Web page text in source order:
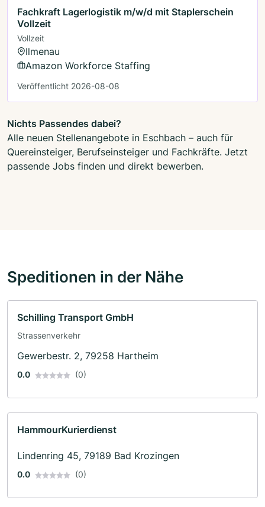
Fachkraft Lagerlogistik m/w/d mit Staplerschein
Vollzeit
Vollzeit
Ilmenau
Amazon Workforce Staffing
Veröffentlicht 2026-08-08
Nichts Passendes dabei?
Alle neuen Stellenangebote in Eschbach – auch für
Quereinsteiger, Berufseinsteiger und Fachkräfte. Jetzt
passende Jobs finden und direkt bewerben.
Speditionen in der Nähe
Schilling Transport GmbH
Strassenverkehr
Gewerbestr. 2, 79258 Hartheim
0.0 (0)
HammourKurierdienst
Lindenring 45, 79189 Bad Krozingen
0.0 (0)